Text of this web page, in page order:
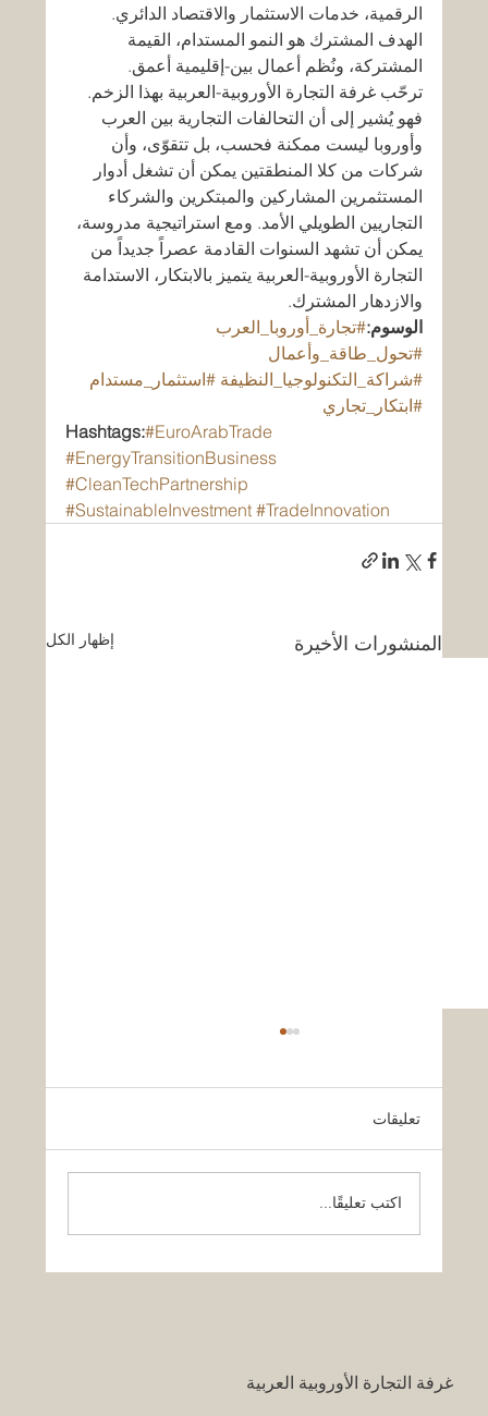
الرقمية، خدمات الاستثمار والاقتصاد الدائري.
الهدف المشترك هو النمو المستدام، القيمة
المشتركة، ونُظم أعمال بين-إقليمية أعمق.
ترحّب غرفة التجارة الأوروبية-العربية بهذا الزخم.
فهو يُشير إلى أن التحالفات التجارية بين العرب
وأوروبا ليست ممكنة فحسب، بل تتقوّى، وأن
شركات من كلا المنطقتين يمكن أن تشغل أدوار
المستثمرين المشاركين والمبتكرين والشركاء
التجاريين الطويلي الأمد. ومع استراتيجية مدروسة،
يمكن أن تشهد السنوات القادمة عصراً جديداً من
التجارة الأوروبية-العربية يتميز بالابتكار، الاستدامة
والازدهار المشترك.
الوسوم:#تجارة_أوروبا_العرب
#تحول_طاقة_وأعمال
#شراكة_التكنولوجيا_النظيفة #استثمار_مستدام
#ابتكار_تجاري
Hashtags:#EuroArabTrade
#EnergyTransitionBusiness
#CleanTechPartnership
#SustainableInvestment #TradeInnovation
المنشورات الأخيرة إظهار الكل
تعليقات
اكتب تعليقًا...
غرفة التجارة الأوروبية العربية